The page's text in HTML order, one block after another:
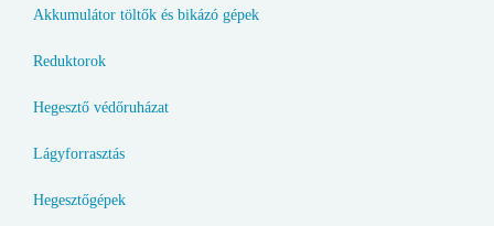
Akkumulátor töltők és bikázó gépek
Reduktorok
Hegesztő védőruházat
Lágyforrasztás
Hegesztőgépek